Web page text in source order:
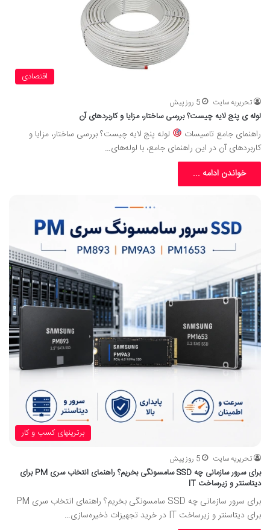
اقتصادی
تحریریه سایت 5 روز پیش
لوله ی پنج لایه چیست؟ بررسی ساختار، مزایا و کاربردهای آن
راهنمای جامع تاسیسات
لوله پنج لایه چیست؟ بررسی ساختار، مزایا و
کاربردهای آن در این راهنمای جامع، با لوله‌های…
خواندن ادامه ...
برترینهای کسب و کار
تحریریه سایت 5 روز پیش
برای سرور سازمانی چه SSD سامسونگی بخریم؟ راهنمای انتخاب سری PM برای
دیتاسنتر و زیرساخت IT
برای سرور سازمانی چه SSD سامسونگی بخریم؟ راهنمای انتخاب سری PM
برای دیتاسنتر و زیرساخت IT در خرید تجهیزات ذخیره‌سازی…